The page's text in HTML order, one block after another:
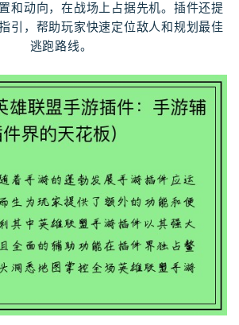
和动向，在战场上占据先机。插件还提
引，帮助玩家快速定位敌人和规划最佳
逃跑路线。